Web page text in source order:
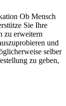
Ob Mensch
Sie Ihre
zu erweitern
und
selber
zu geben,